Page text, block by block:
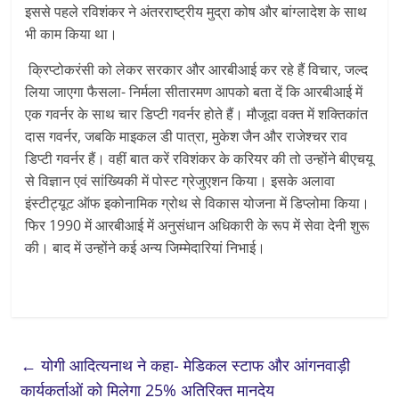
इससे पहले रविशंकर ने अंतरराष्ट्रीय मुद्रा कोष और बांग्लादेश के साथ
भी काम किया था।
क्रिप्टोकरंसी को लेकर सरकार और आरबीआई कर रहे हैं विचार, जल्द
लिया जाएगा फैसला- निर्मला सीतारमण आपको बता दें कि आरबीआई में
एक गवर्नर के साथ चार डिप्टी गवर्नर होते हैं। मौजूदा वक्त में शक्तिकांत
दास गवर्नर, जबकि माइकल डी पात्रा, मुकेश जैन और राजेश्चर राव
डिप्टी गवर्नर हैं। वहीं बात करें रविशंकर के करियर की तो उन्होंने बीएचयू
से विज्ञान एवं सांख्यिकी में पोस्ट ग्रेजुएशन किया। इसके अलावा
इंस्टीट्यूट ऑफ इकोनामिक ग्रोथ से विकास योजना में डिप्लोमा किया।
फिर 1990 में आरबीआई में अनुसंधान अधिकारी के रूप में सेवा देनी शुरू
की। बाद में उन्होंने कई अन्य जिम्मेदारियां निभाई।
← योगी आदित्यनाथ ने कहा- मेडिकल स्टाफ और आंगनवाड़ी
कार्यकर्ताओं को मिलेगा 25% अतिरिक्त मानदेय